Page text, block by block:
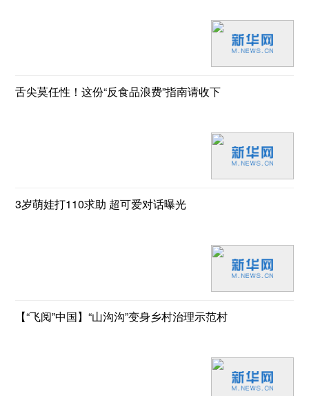
舌尖莫任性！这份“反食品浪费”指南请收下
3岁萌娃打110求助 超可爱对话曝光
【“飞阅”中国】“山沟沟”变身乡村治理示范村